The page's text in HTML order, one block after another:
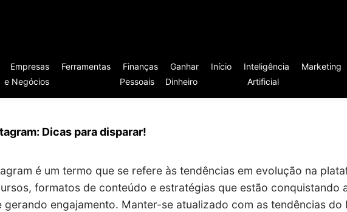
Empresas
e Negócios
Ferramentas
Finanças
Pessoais
Ganhar
Dinheiro
Início
Inteligência
Artificial
Marketing
Dicas para disparar!
é um termo que se refere às tendências em evolução na
formatos de conteúdo e estratégias que estão conquistando
gerando engajamento. Manter-se atualizado com as tendências do